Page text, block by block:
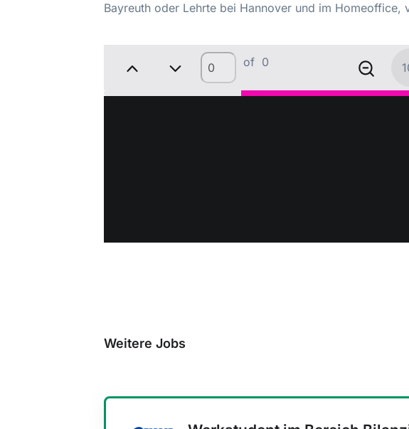
Bayreuth oder Lehrte bei Hannover und im Homeoffice,
of 0
Weitere Jobs